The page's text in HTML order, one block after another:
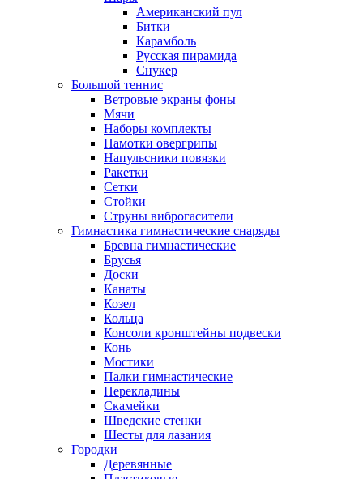
Американский пул
Битки
Карамболь
Русская пирамида
Снукер
Большой теннис
Ветровые экраны фоны
Мячи
Наборы комплекты
Намотки овергрипы
Напульсники повязки
Ракетки
Сетки
Стойки
Струны виброгасители
Гимнастика гимнастические снаряды
Бревна гимнастические
Брусья
Доски
Канаты
Козел
Кольца
Консоли кронштейны подвески
Конь
Мостики
Палки гимнастические
Перекладины
Скамейки
Шведские стенки
Шесты для лазания
Городки
Деревянные